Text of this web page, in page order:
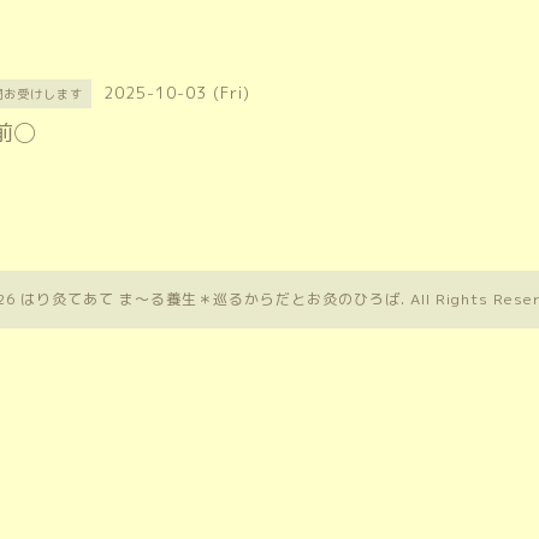
お受けします 2025-10-03 (Fri)
◯
はり灸てあて ま〜る養生＊巡るからだとお灸のひろば. All Rights